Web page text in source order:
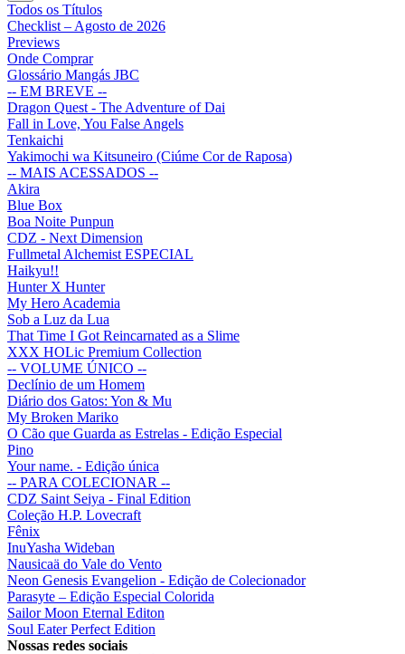
Todos os Títulos
Checklist – Agosto de 2026
Previews
Onde Comprar
Glossário Mangás JBC
-- EM BREVE --
Dragon Quest - The Adventure of Dai
Fall in Love, You False Angels
Tenkaichi
Yakimochi wa Kitsuneiro (Ciúme Cor de Raposa)
-- MAIS ACESSADOS --
Akira
Blue Box
Boa Noite Punpun
CDZ - Next Dimension
Fullmetal Alchemist ESPECIAL
Haikyu!!
Hunter X Hunter
My Hero Academia
Sob a Luz da Lua
That Time I Got Reincarnated as a Slime
XXX HOLic Premium Collection
-- VOLUME ÚNICO --
Declínio de um Homem
Diário dos Gatos: Yon & Mu
My Broken Mariko
O Cão que Guarda as Estrelas - Edição Especial
Pino
Your name. - Edição única
-- PARA COLECIONAR --
CDZ Saint Seiya - Final Edition
Coleção H.P. Lovecraft
Fênix
InuYasha Wideban
Nausicaä do Vale do Vento
Neon Genesis Evangelion - Edição de Colecionador
Parasyte – Edição Especial Colorida
Sailor Moon Eternal Editon
Soul Eater Perfect Edition
Nossas redes sociais